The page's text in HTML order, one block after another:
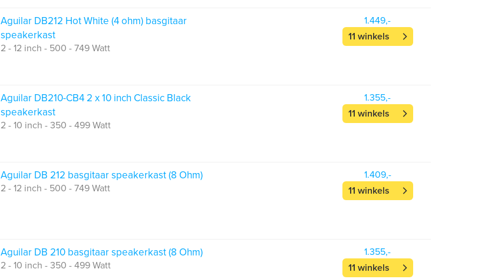
Aguilar DB212 Hot White (4 ohm) basgitaar
speakerkast
2 - 12 inch - 500 - 749 Watt
1.449,-
11 winkels
Aguilar DB210-CB4 2 x 10 inch Classic Black
speakerkast
2 - 10 inch - 350 - 499 Watt
1.355,-
11 winkels
Aguilar DB 212 basgitaar speakerkast (8 Ohm)
2 - 12 inch - 500 - 749 Watt
1.409,-
11 winkels
Aguilar DB 210 basgitaar speakerkast (8 Ohm)
2 - 10 inch - 350 - 499 Watt
1.355,-
11 winkels